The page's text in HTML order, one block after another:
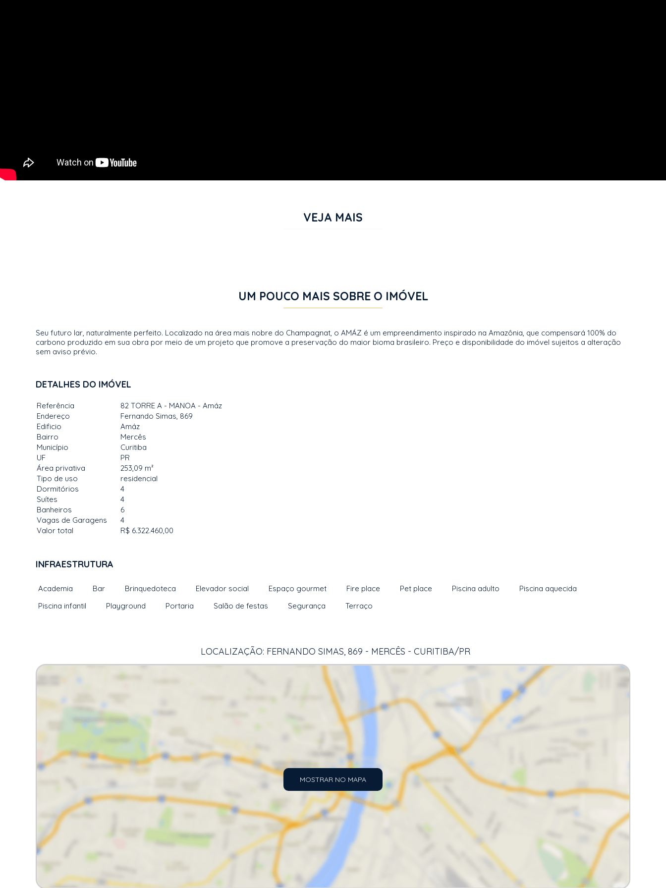
VEJA MAIS
UM POUCO MAIS SOBRE O IMÓVEL
Seu futuro lar, naturalmente perfeito. Localizado na área mais nobre do Champagnat, o AMÁZ é um empreendimento inspirado na Amazônia, que compensará 100% do
carbono produzido em sua obra por meio de um projeto que promove a preservação do maior bioma brasileiro. Preço e disponibilidade do imóvel sujeitos a alteração
sem aviso prévio.
DETALHES DO IMÓVEL
Referência
82 TORRE A - MANOA - Amáz
Endereço
Fernando Simas, 869
Edificio
Amáz
Bairro
Mercês
Município
Curitiba
UF
PR
Área privativa
253,09 m²
Tipo de uso
residencial
Dormitórios
4
Suítes
4
Banheiros
6
Vagas de Garagens
4
Valor total
R$ 6.322.460,00
INFRAESTRUTURA
Academia Bar Brinquedoteca Elevador social Espaço gourmet Fire place Pet place Piscina adulto
Piscina aquecida
Piscina infantil
Playground Portaria Salão de festas Segurança Terraço
LOCALIZAÇÃO: FERNANDO SIMAS, 869 - MERCÊS - CURITIBA/PR
MOSTRAR NO MAPA